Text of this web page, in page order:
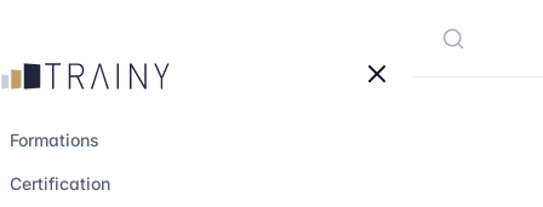
Formations
Certification